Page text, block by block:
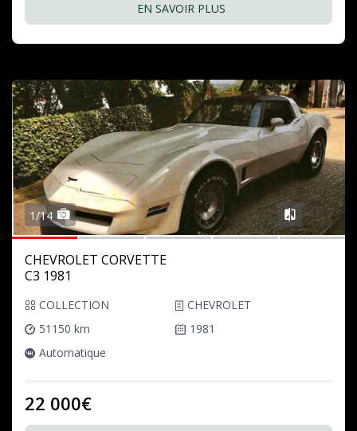
EN SAVOIR PLUS
1/14
CHEVROLET CORVETTE
C3 1981
COLLECTION
CHEVROLET
51150 km
1981
Automatique
22 000€